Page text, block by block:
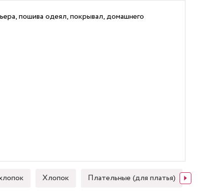
пошива одеял, покрывал, домашнего
Хлопок Плательные (для платья)